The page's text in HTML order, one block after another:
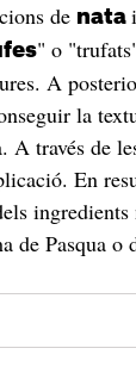
de nata
" o
A
la
A través de
En
ingredients
de Pasqua o